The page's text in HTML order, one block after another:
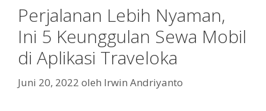
Perjalanan Lebih Nyaman,
Ini 5 Keunggulan Sewa Mobil
di Aplikasi Traveloka
Juni 20, 2022 oleh Irwin Andriyanto